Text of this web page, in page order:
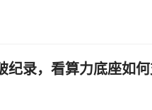
纪录，看算力底座如